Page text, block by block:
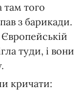
там того
з барикади.
туди, і вони
кричати: